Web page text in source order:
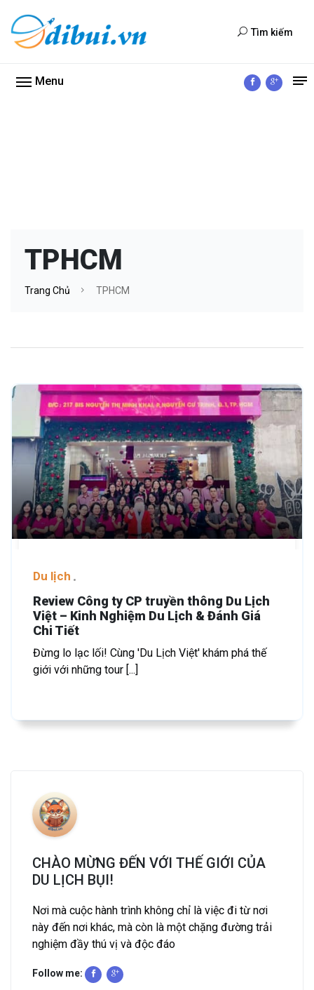
Tìm kiếm
Menu
TPHCM
Trang Chủ TPHCM
Du lịch
Review Công ty CP truyền thông Du Lịch
Việt – Kinh Nghiệm Du Lịch & Đánh Giá
Chi Tiết
Đừng lo lạc lối! Cùng 'Du Lịch Việt' khám phá thế
giới với những tour [...]
CHÀO MỪNG ĐẾN VỚI THẾ GIỚI CỦA
DU LỊCH BỤI!
Nơi mà cuộc hành trình không chỉ là việc đi từ nơi
này đến nơi khác, mà còn là một chặng đường trải
nghiệm đầy thú vị và độc đáo
Follow me: